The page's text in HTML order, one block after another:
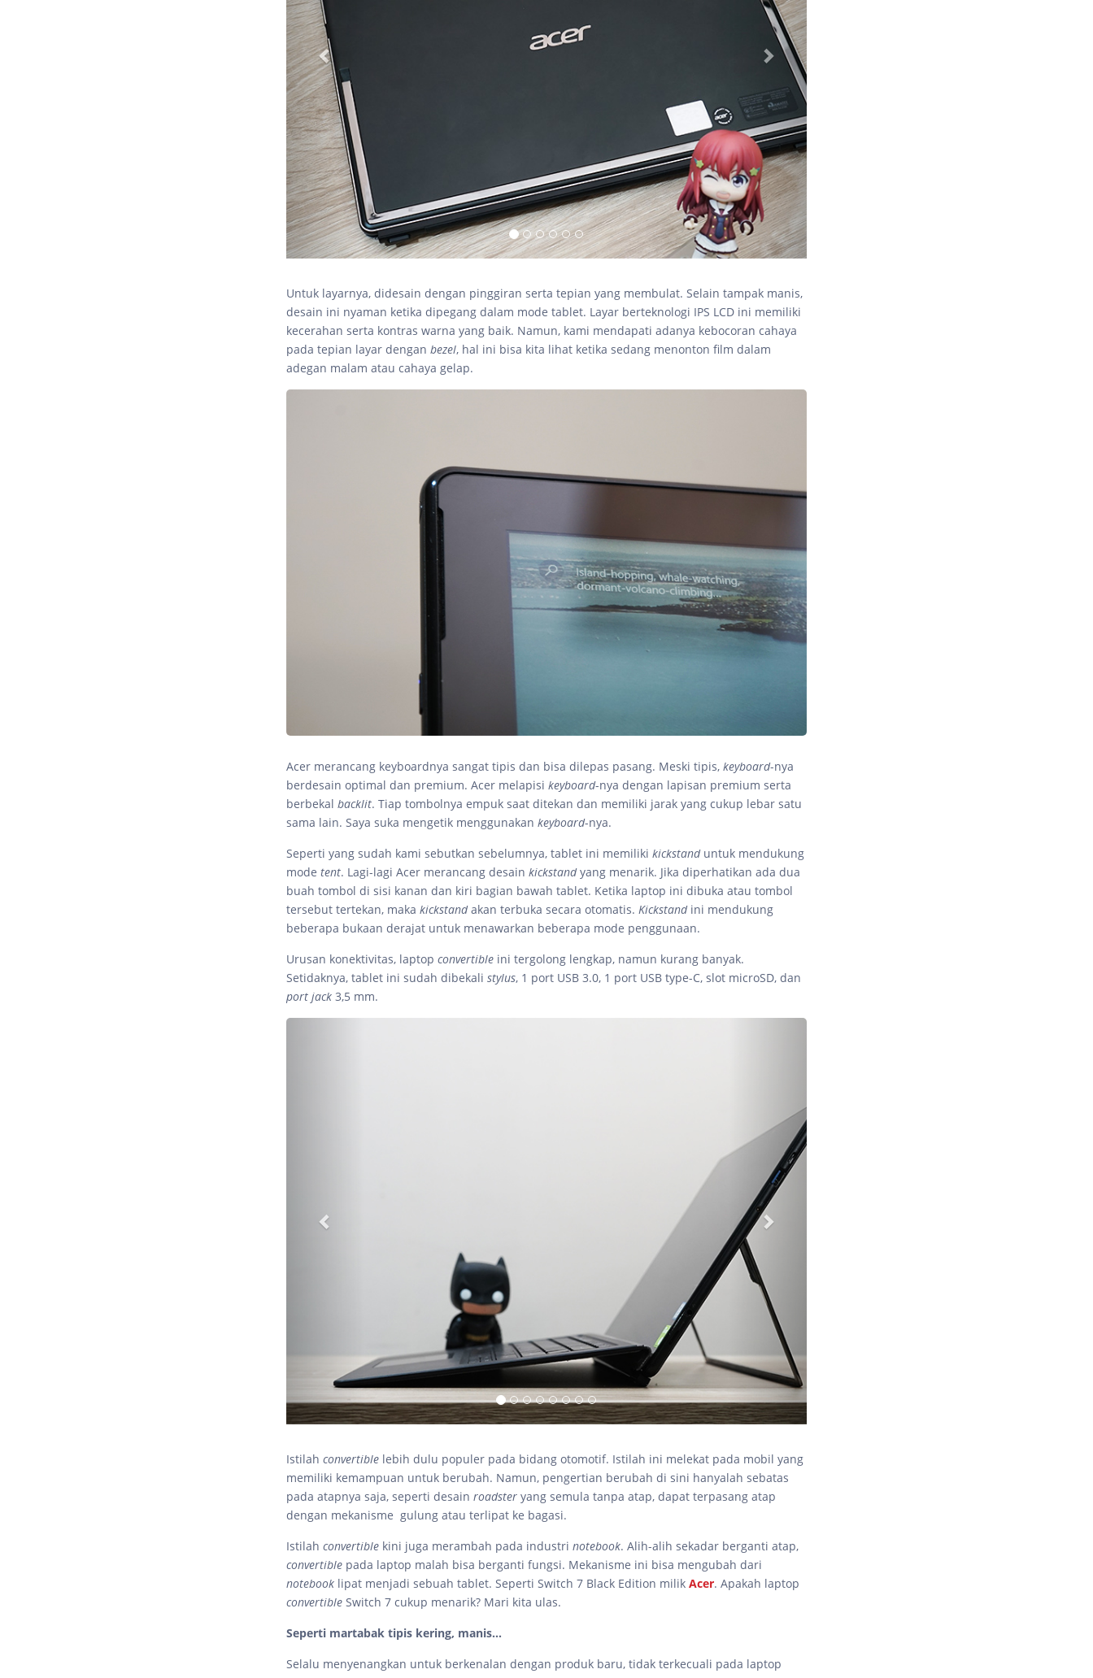
Untuk layarnya, didesain dengan pinggiran serta tepian yang membulat. Selain tampak manis,
desain ini nyaman ketika dipegang dalam mode tablet. Layar berteknologi IPS LCD ini memiliki
kecerahan serta kontras warna yang baik. Namun, kami mendapati adanya kebocoran cahaya
pada tepian layar dengan bezel, hal ini bisa kita lihat ketika sedang menonton film dalam
adegan malam atau cahaya gelap.
Acer merancang keyboardnya sangat tipis dan bisa dilepas pasang. Meski tipis, keyboard-nya
berdesain optimal dan premium. Acer melapisi keyboard-nya dengan lapisan premium serta
berbekal backlit. Tiap tombolnya empuk saat ditekan dan memiliki jarak yang cukup lebar satu
sama lain. Saya suka mengetik menggunakan keyboard-nya.
Seperti yang sudah kami sebutkan sebelumnya, tablet ini memiliki kickstanduntuk mendukung
mode tent. Lagi-lagi Acer merancang desain kickstandyang menarik. Jika diperhatikan ada dua
buah tombol di sisi kanan dan kiri bagian bawah tablet. Ketika laptop ini dibuka atau tombol
tersebut tertekan, maka kickstandakan terbuka secara otomatis. Kickstand ini mendukung
beberapa bukaan derajat untuk menawarkan beberapa mode penggunaan.
Urusan konektivitas, laptop convertible ini tergolong lengkap, namun kurang banyak.
Setidaknya, tablet ini sudah dibekali stylus, 1 port USB 3.0, 1 port USB type-C, slot microSD, dan
port jack 3,5 mm.
Istilah convertible lebih dulu populer pada bidang otomotif. Istilah ini melekat pada mobil yang
memiliki kemampuan untuk berubah. Namun, pengertian berubah di sini hanyalah sebatas
pada atapnya saja, seperti desain roadster yang semula tanpa atap, dapat terpasang atap
dengan mekanisme gulung atau terlipat ke bagasi.
Istilah convertible kini juga merambah pada industri notebook. Alih-alih sekadar berganti atap,
convertible pada laptop malah bisa berganti fungsi. Mekanisme ini bisa mengubah dari
notebook lipat menjadi sebuah tablet. Seperti Switch 7 Black Edition milik Acer. Apakah laptop
convertible Switch 7 cukup menarik? Mari kita ulas.
Seperti martabak tipis kering, manis…
Selalu menyenangkan untuk berkenalan dengan produk baru, tidak terkecuali pada laptop